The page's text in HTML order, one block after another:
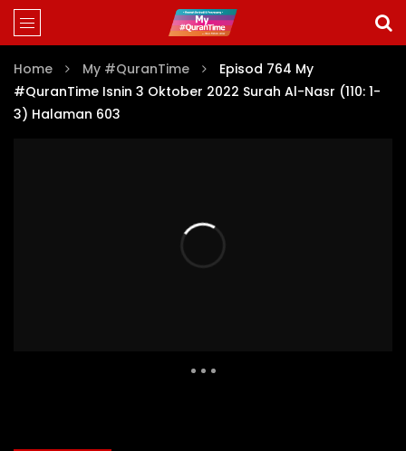
Home My #QuranTime
Episod 764 My
#QuranTime Isnin 3 Oktober 2022 Surah Al-Nasr (110: 1-
3) Halaman 603